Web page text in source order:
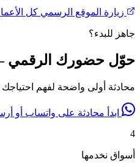
زيارة الموقع الرسمي كل
جاهز للبدء؟
حوّل حضورك الرقمي —
محادثة أولى واضحة لفهم
ابدأ محادثة على واتساب أو
4
أسواق نخدمها